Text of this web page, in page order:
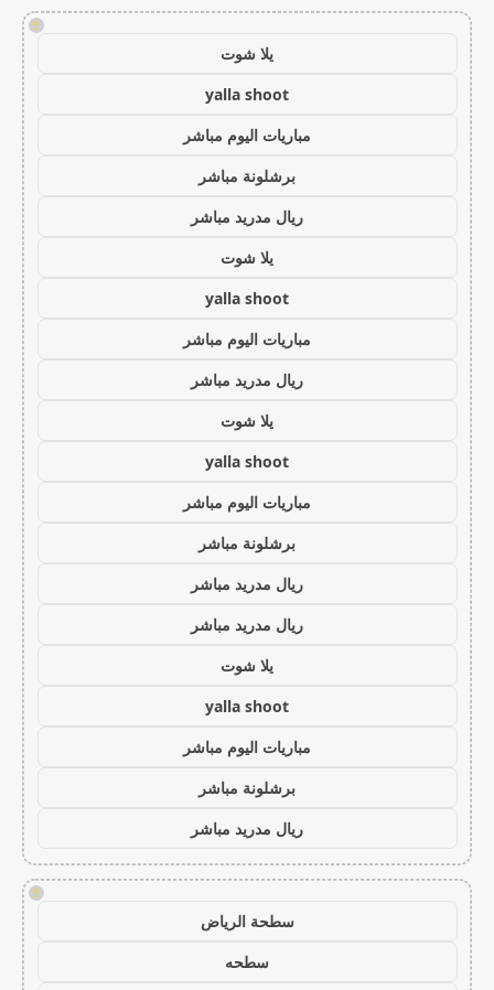
!
يلا شوت
yalla shoot
مباريات اليوم مباشر
برشلونة مباشر
ريال مدريد مباشر
يلا شوت
yalla shoot
مباريات اليوم مباشر
ريال مدريد مباشر
يلا شوت
yalla shoot
مباريات اليوم مباشر
برشلونة مباشر
ريال مدريد مباشر
ريال مدريد مباشر
يلا شوت
yalla shoot
مباريات اليوم مباشر
برشلونة مباشر
ريال مدريد مباشر
!
سطحة الرياض
سطحه